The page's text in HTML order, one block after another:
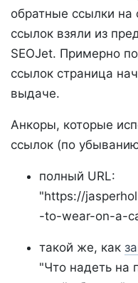
обратные ссылки на
ссылок взяли из
SEOJet. Примерно
ссылок страница
выдаче.
Анкоры, которые
ссылок (по
полный URL:
"https://
-to-wear-on-a-
такой же, как
"Что надеть на